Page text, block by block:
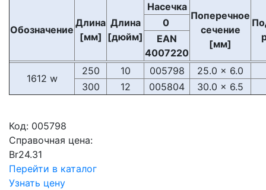
Обозначение
Длина
[мм]
Длина
[дюйм]
Насечка
Поперечное
сечение
[мм]
0
EAN
4007220
1612 w
250 10 005798
25.0 x 6.0
300
12 005804 30.0 x 6.5
Код: 005798
Справочная цена:
Br24.31
Перейти в каталог
Узнать цену